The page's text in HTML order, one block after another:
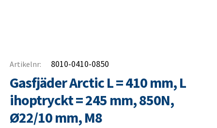
Artikelnr: 8010-0410-0850
Gasfjäder Arctic L = 410 mm, L
ihoptryckt = 245 mm, 850N,
Ø22/10 mm, M8